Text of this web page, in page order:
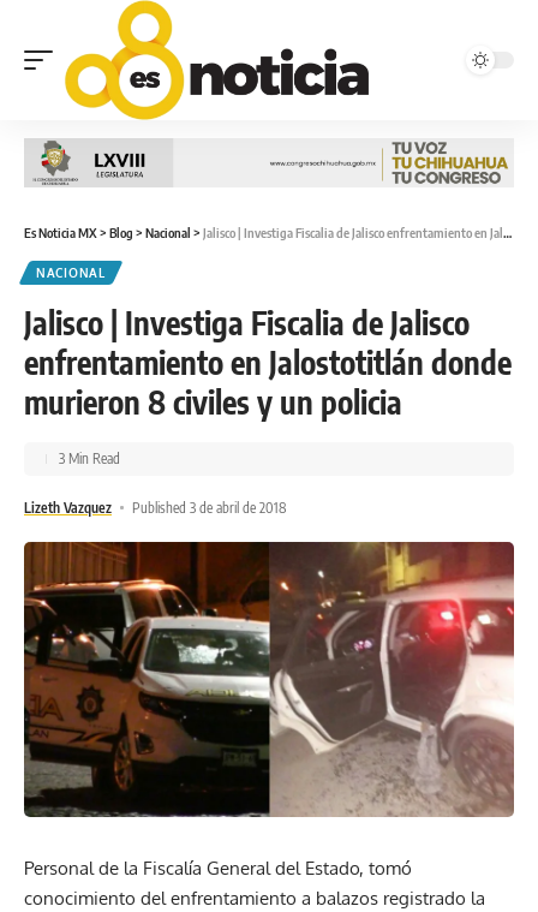
Es Noticia MX> Blog > Nacional > Jalisco | Investiga Fiscalia de Jalisco enfrentamiento en Jalostotitlán donde murieron 8 civiles y un policia
NACIONAL
Jalisco | Investiga Fiscalia de Jalisco
enfrentamiento en Jalostotitlán donde
murieron 8 civiles y un policia
Lizeth Vazquez Published 3 de abril de 2018
3 Min Read
Personal de la Fiscalía General del Estado, tomó
conocimiento del enfrentamiento a balazos registrado la